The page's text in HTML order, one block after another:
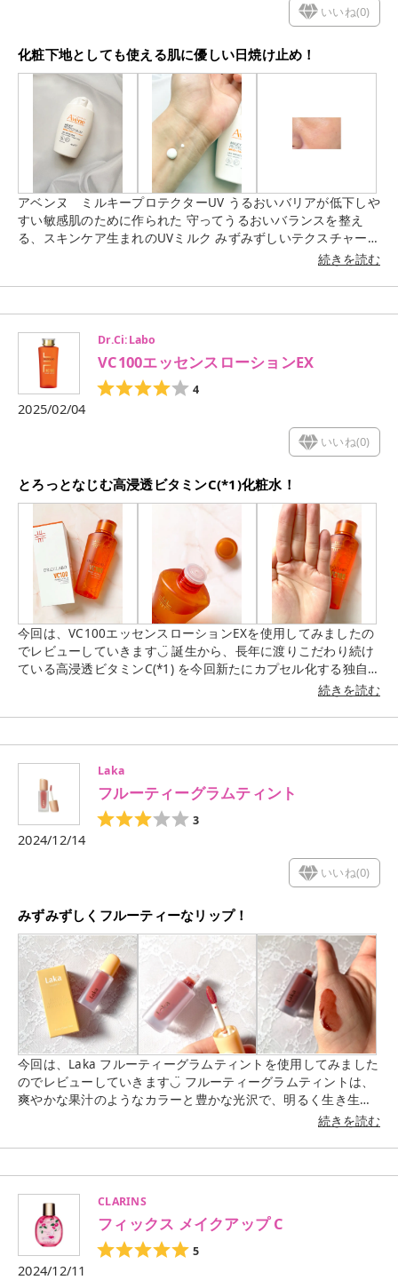
いいね(0)
化粧下地としても使える肌に優しい日焼け止め！
アベンヌ ミルキープロテクターUV うるおいバリアが低下しや
すい敏感肌のために作られた 守ってうるおいバランスを整え
る、スキンケア生まれのUVミルク みずみずしいテクスチャーで
す！ 化粧下地としても使用できます✨ 匂いも感じることがな
続きを読む
Dr.Ci:Labo
VC100エッセンスローションEX
4
2025/02/04
いいね(0)
とろっとなじむ高浸透ビタミンC(*1)化粧水！
今回は、VC100エッセンスローションEXを使用してみましたの
でレビューしていきます◡̈ 誕生から、長年に渡りこだわり続け
ている高浸透ビタミンC(*1) を今回新たにカプセル化する独自
技術「マイクロ安定化技術」を採用し、高浸透かつさらなる高
実現に成功したという化粧水✨ とろみのあるローションです
くならず、ベタつきを感じにくいので使いやすいと感じまし
た。 柑橘系の香りがふわっとします🍊 #PR #ドクターシーラボ
® #透明感 #リミットレス *1:高浸透ビタミンC(パルミチン酸ア
スコルビルリン酸3Na:整肌成分)
続きを読む
Laka
フルーティーグラムティント
3
2024/12/14
いいね(0)
みずみずしくフルーティーなリップ！
今回は、Laka フルーティーグラムティントを使用してみました
のでレビューしていきます◡̈ フルーティーグラムティントは、
爽やかな果汁のようなカラーと豊かな光沢で、明るく生き生き
くれるそう✨ 【使用感】 唇に塗布してみると、水のようにスッ
ェインローズをしようしてみました！ 深みがあり、秋冬にはぴ
ったりのカラーです🌲 暗めのカラーが好きな方には特におすす
めです✨ ティッシュオフしても、程よく残ってくれるので私は
ティッシュオフして仕上げています♪
続きを読む
CLARINS
フィックス メイクアップ C
5
2024/12/11